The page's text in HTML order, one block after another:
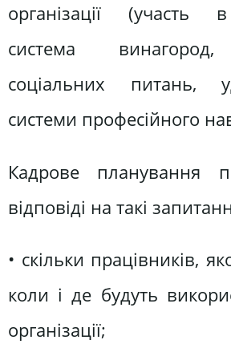
організації (участь
система
соціальних питань,
системи професійного
Кадрове планування
відповіді на такі
• скільки працівників,
коли і де будуть
організації;